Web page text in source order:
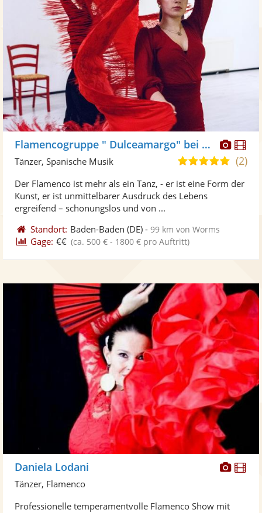
Fotos
Flamencogruppe " Dulceamargo" bei Flamencita Tanzstudio
4,8
5
(2)
Tänzer, Spanische Musik
Der Flamenco ist mehr als ein Tanz, - er ist eine Form der
Kunst, er ist unmittelbarer Ausdruck des Lebens
ergreifend – schonungslos und von ...
Standort: Baden-Baden (DE) -99 km von Worms
Gage: €€ (ca. 500 € - 1800 € pro Auftritt)
Daniela Lodani
Tänzer, Flamenco
Professionelle temperamentvolle Flamenco Show mit